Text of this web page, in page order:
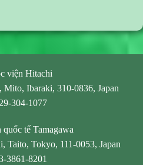
viện Hitachi
Mito, Ibaraki, 310-0836, Japan
304-1077
tế Tamagawa
Taito, Tokyo, 111-0053, Japan
3861-8201